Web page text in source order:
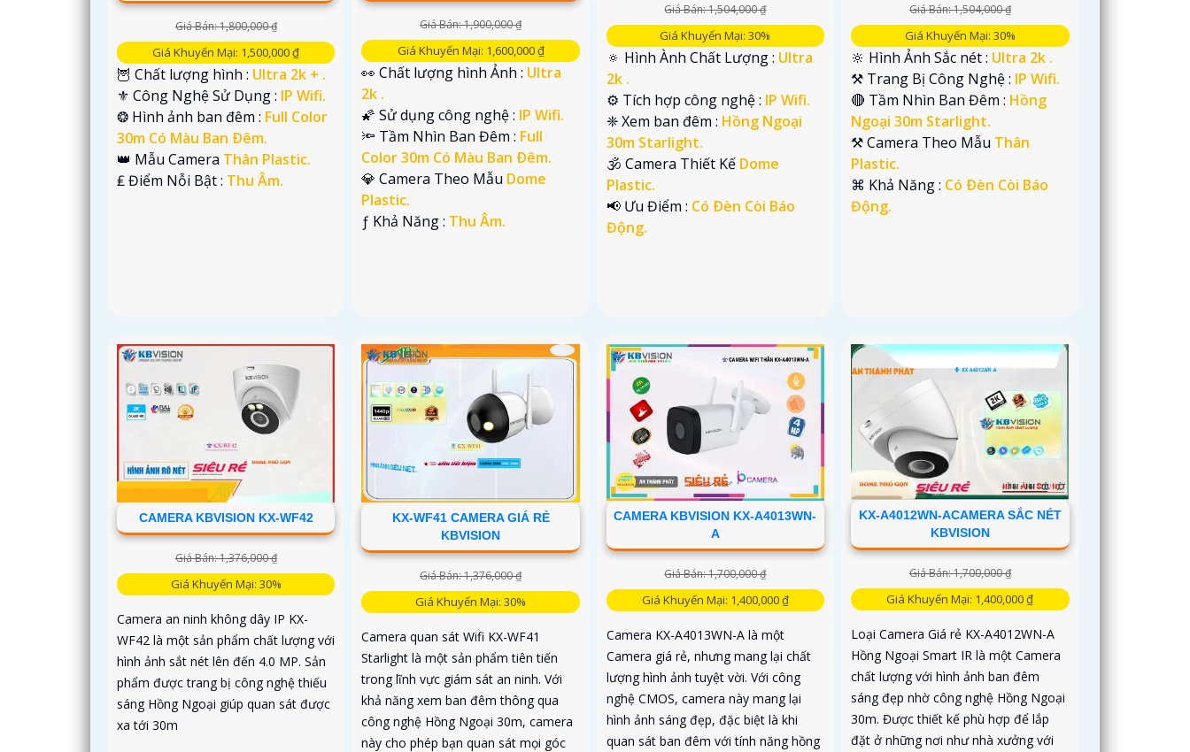
Giá Bán: 1,800,000 ₫
Giá Khuyến Mại: 1,500,000 ₫
🦉 Chất lượng hình : Ultra 2k + .
⚜️ Công Nghệ Sử Dụng : IP Wifi.
❂ Hình ảnh ban đêm : Full Color
30m Có Màu Ban Ðêm.
👑 Mẫu Camera Thân Plastic.
️₤ Điểm Nỗi Bật : Thu Âm.
Giá Bán: 1,900,000 ₫
Giá Khuyến Mại: 1,600,000 ₫
👀 Chất lượng hình Ảnh : Ultra
2k .
🌠 Sử dụng công nghệ : IP Wifi.
🔦 Tầm Nhìn Ban Đêm : Full
Color 30m Có Màu Ban Ðêm.
💎 Camera Theo Mẫu Dome
Plastic.
️ƒ Khả Năng : Thu Âm.
Giá Bán: 1,504,000 ₫
Giá Khuyến Mại: 30%
🔅 Hình Ành Chất Lượng : Ultra
2k .
⚙ Tích hợp công nghệ : IP Wifi.
❈ Xem ban đêm : Hồng Ngoại
30m Starlight.
🕉️ Camera Thiết Kế Dome
Plastic.
️📢 Ưu Điểm : Có Ðèn Còi Báo
Động.
Giá Bán: 1,504,000 ₫
Giá Khuyến Mại: 30%
🔆 Hình Ảnh Sắc nét : Ultra 2k .
⚒ Trang Bị Công Nghệ : IP Wifi.
🔴 Tầm Nhìn Ban Đêm : Hồng
Ngoại 30m Starlight.
⚒ Camera Theo Mẫu Thân
Plastic.
️⌘ Khả Năng : Có Ðèn Còi Báo
Động.
CAMERA KBVISION KX-WF42
Giá Bán: 1,376,000 ₫
Giá Khuyến Mại: 30%
Camera an ninh không dây IP KX-
WF42 là một sản phẩm chất lượng với
hình ảnh sắt nét lên đến 4.0 MP. Sản
phẩm được trang bị công nghệ thiếu
sáng Hồng Ngoại giúp quan sát được
xa tới 30m
KX-WF41 CAMERA GIÁ RẺ
KBVISION
Giá Bán: 1,376,000 ₫
Giá Khuyến Mại: 30%
Camera quan sát Wifi KX-WF41
Starlight là một sản phẩm tiên tiến
trong lĩnh vực giám sát an ninh. Với
khả năng xem ban đêm thông qua
công nghệ Hồng Ngoại 30m, camera
này cho phép bạn quan sát mọi góc
CAMERA KBVISION KX-A4013WN-
A
Giá Bán: 1,700,000 ₫
Giá Khuyến Mại: 1,400,000 ₫
Camera KX-A4013WN-A là một
Camera giá rẻ, nhưng mang lại chất
lượng hình ảnh tuyệt vời. Với công
nghệ CMOS, camera này mang lại
hình ảnh sáng đẹp, đặc biệt là khi
quan sát ban đêm với tính năng hồng
KX-A4012WN-ACAMERA SẮC NÉT
KBVISION
Giá Bán: 1,700,000 ₫
Giá Khuyến Mại: 1,400,000 ₫
Loại Camera Giá rẻ KX-A4012WN-A
Hồng Ngoại Smart IR là một Camera
chất lượng với hình ảnh ban đêm
sáng đẹp nhờ công nghệ Hồng Ngoại
30m. Được thiết kế phù hợp để lắp
đặt ở những nơi như nhà xưởng với